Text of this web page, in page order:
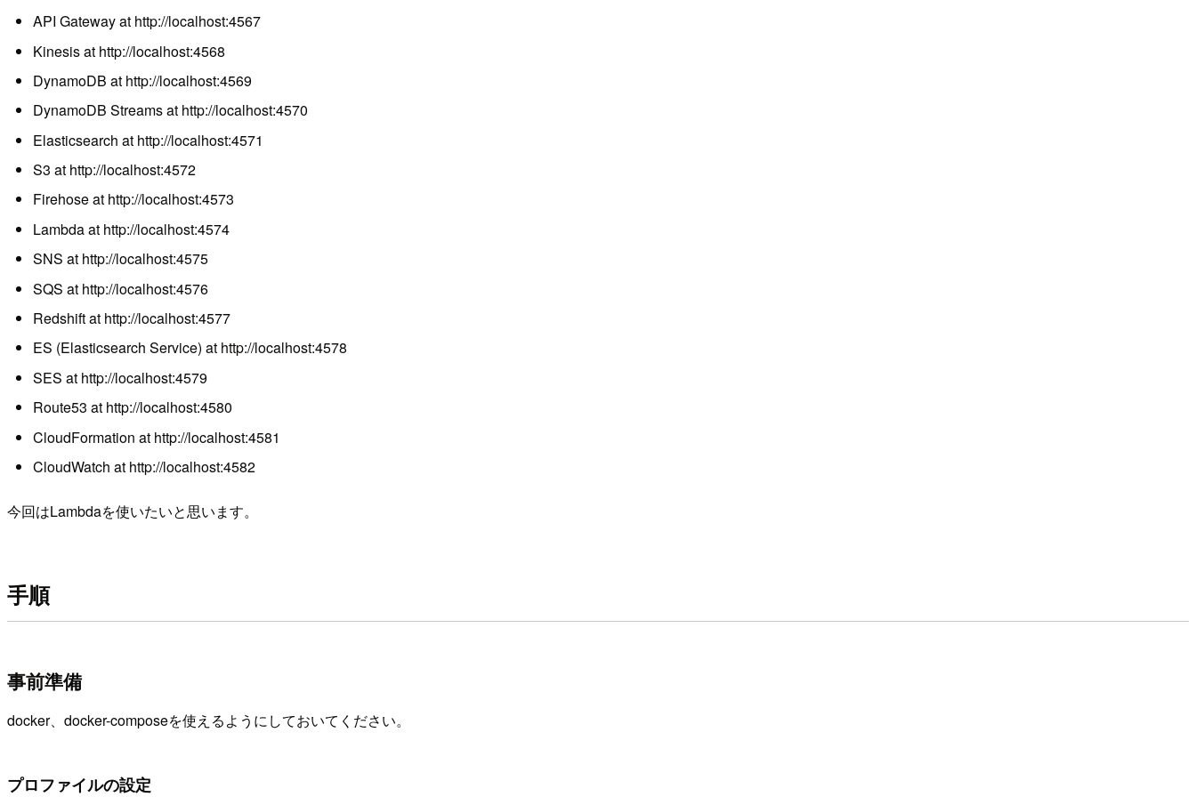
API Gateway at http://localhost:4567
Kinesis at http://localhost:4568
DynamoDB at http://localhost:4569
DynamoDB Streams at http://localhost:4570
Elasticsearch at http://localhost:4571
S3 at http://localhost:4572
Firehose at http://localhost:4573
Lambda at http://localhost:4574
SNS at http://localhost:4575
SQS at http://localhost:4576
Redshift at http://localhost:4577
ES (Elasticsearch Service) at http://localhost:4578
SES at http://localhost:4579
Route53 at http://localhost:4580
CloudFormation at http://localhost:4581
CloudWatch at http://localhost:4582
今回はLambdaを使いたいと思います。
手順
事前準備
docker、docker-composeを使えるようにしておいてください。
プロファイルの設定